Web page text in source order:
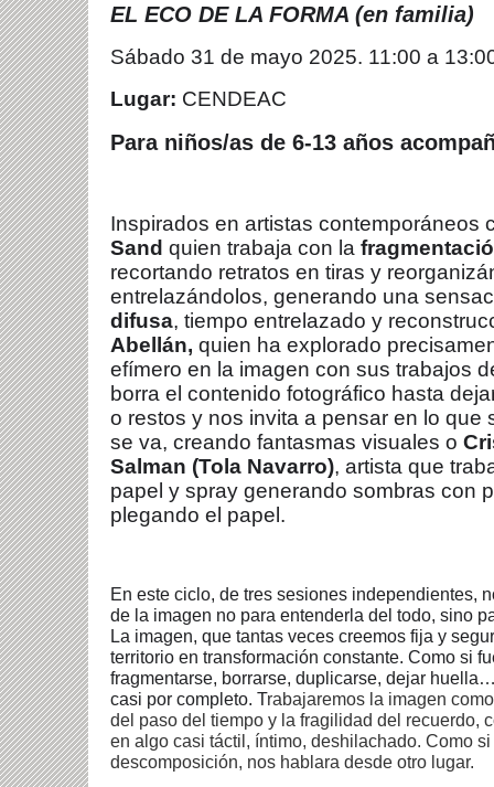
EL ECO DE LA FORMA (en familia)
Sábado 31 de mayo 2025. 11:00 a
Lugar: CENDEAC
Para niños/as de 6-13 años
Inspirados en artistas contemporáneos
Sand quien trabaja con la
recortando retratos en tiras y
entrelazándolos, generando una
difusa, tiempo entrelazado y
Abellán, quien ha explorado
efímero en la imagen con sus trabajos
borra el contenido fotográfico hasta
o restos y nos invita a pensar en lo que
se va, creando fantasmas visuales o
Salman (Tola Navarro), artista que
papel y spray generando sombras con
plegando el papel.
En este ciclo, de tres sesiones independientes,
de la imagen no para entenderla del todo, sino
La imagen, que tantas veces creemos fija y
territorio en transformación constante. Como si
fragmentarse, borrarse, duplicarse, dejar
casi por completo. Trabajaremos la imagen
del paso del tiempo y la fragilidad del recuerdo,
en algo casi táctil, íntimo, deshilachado. Como
descomposición, nos hablara desde otro lugar.